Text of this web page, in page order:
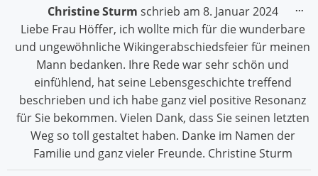
Christine Sturm schrieb am 8. Januar 2024
Liebe Frau Höffer, ich wollte mich für die wunderbare
und ungewöhnliche Wikingerabschiedsfeier für meinen
Mann bedanken. Ihre Rede war sehr schön und
einfühlend, hat seine Lebensgeschichte treffend
beschrieben und ich habe ganz viel positive Resonanz
für Sie bekommen. Vielen Dank, dass Sie seinen letzten
Weg so toll gestaltet haben. Danke im Namen der
Familie und ganz vieler Freunde. Christine Sturm
...